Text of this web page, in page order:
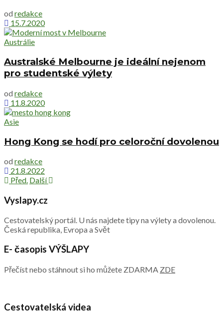
od redakce
15.7.2020
Austrálie
Australské Melbourne je ideální nejenom
pro studentské výlety
od redakce
11.8.2020
Asie
Hong Kong se hodí pro celoroční dovolenou
od redakce
21.8.2022
Před. Další
Vyslapy.cz
Cestovatelský portál. U nás najdete tipy na výlety a dovolenou.
Česká republika, Evropa a Svět
E- časopis VÝŠLAPY
Přečíst nebo stáhnout si ho můžete ZDARMA ZDE
Cestovatelská videa